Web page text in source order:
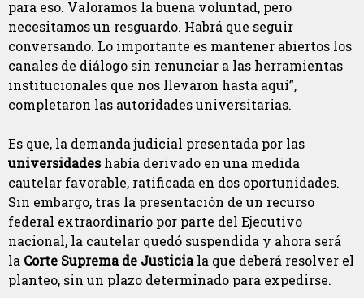
para eso. Valoramos la buena voluntad, pero
necesitamos un resguardo. Habrá que seguir
conversando. Lo importante es mantener abiertos los
canales de diálogo sin renunciar a las herramientas
institucionales que nos llevaron hasta aquí”,
completaron las autoridades universitarias.
Es que, la demanda judicial presentada por las
universidadeshabía derivado en una medida
cautelar favorable, ratificada en dos oportunidades.
Sin embargo, tras la presentación de un recurso
federal extraordinario por parte del Ejecutivo
nacional, la cautelar quedó suspendida y ahora será
la Corte Suprema de Justiciala que deberá resolver el
planteo, sin un plazo determinado para expedirse.